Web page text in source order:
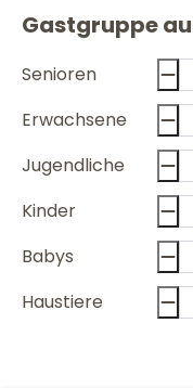
Gastgruppe
Senioren
Erwachsene
Jugendliche
Kinder
Babys
Haustiere